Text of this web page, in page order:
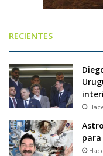
RECIENTES
para